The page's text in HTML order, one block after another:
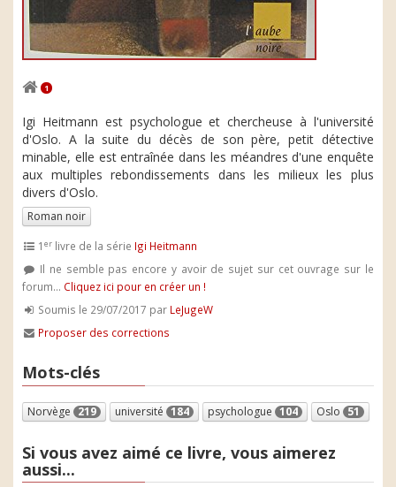
1
Igi Heitmann est psychologue et chercheuse à l'université
d'Oslo. A la suite du décès de son père, petit détective
minable, elle est entraînée dans les méandres d'une enquête
aux multiples rebondissements dans les milieux les plus
divers d'Oslo.
Roman noir
1er livre de la série Igi Heitmann
Il ne semble pas encore y avoir de sujet sur cet ouvrage sur le
forum... Cliquez ici pour en créer un !
Soumis le 29/07/2017 par LeJugeW
Proposer des corrections
Mots-clés
Norvège 219 université 184 psychologue 104 Oslo 51
Si vous avez aimé ce livre, vous aimerez
aussi...